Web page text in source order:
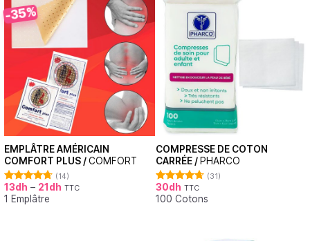
-35%
EMPLÂTRE AMÉRICAIN
COMFORT PLUS /COMFORT
Note 4.71
sur 5
(14)
13dh – 21 dh TTC
1 Emplâtre
COMPRESSE DE COTON
CARRÉE / PHARCO
Note4.68
sur 5
(31)
30dh TTC
100 Cotons